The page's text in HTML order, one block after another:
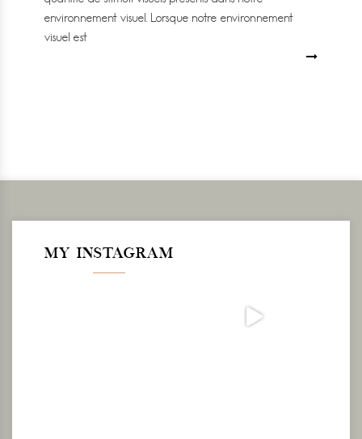
environnement visuel. Lorsque notre environnement
visuel est
MY INSTAGRAM